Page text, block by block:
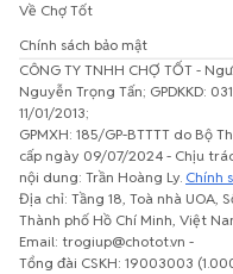
Về Chợ Tốt
Chính sách bảo mật
CÔNG TY TNHH CHỢ TỐT -
Nguyễn Trọng Tấn; GPDKKD:
11/01/2013;
GPMXH: 185/GP-BTTTT do Bộ
cấp ngày 09/07/2024 - Chịu
nội dung: Trần Hoàng Ly. Chính
Địa chỉ: Tầng 18, Toà nhà UOA,
Thành phố Hồ Chí Minh, Việt
Email: trogiup@chotot.vn -
Tổng đài CSKH: 19003003